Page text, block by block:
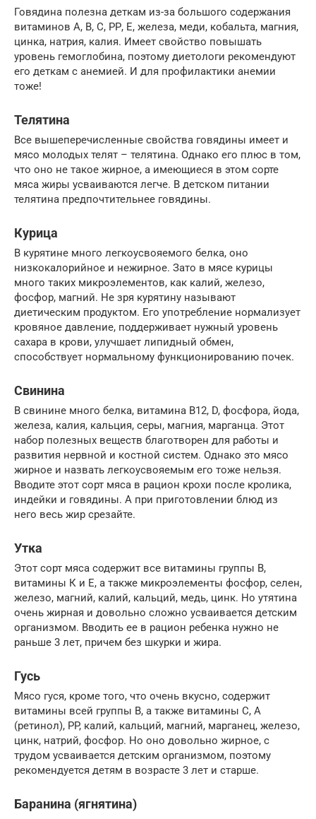
Говядина полезна деткам из-за большого содержания
витаминов А, В, С, РР, Е, железа, меди, кобальта, магния,
цинка, натрия, калия. Имеет свойство повышать
уровень гемоглобина, поэтому диетологи рекомендуют
его деткам с анемией. И для профилактики анемии
тоже!
Телятина
Все вышеперечисленные свойства говядины имеет и
мясо молодых телят – телятина. Однако его плюс в том,
что оно не такое жирное, а имеющиеся в этом сорте
мяса жиры усваиваются легче. В детском питании
телятина предпочтительнее говядины.
Курица
В курятине много легкоусвояемого белка, оно
низкокалорийное и нежирное. Зато в мясе курицы
много таких микроэлементов, как калий, железо,
фосфор, магний. Не зря курятину называют
диетическим продуктом. Его употребление нормализует
кровяное давление, поддерживает нужный уровень
сахара в крови, улучшает липидный обмен,
способствует нормальному функционированию почек.
Свинина
В свинине много белка, витамина В12, D, фосфора, йода,
железа, калия, кальция, серы, магния, марганца. Этот
набор полезных веществ благотворен для работы и
развития нервной и костной систем. Однако это мясо
жирное и назвать легкоусвояемым его тоже нельзя.
Вводите этот сорт мяса в рацион крохи после кролика,
индейки и говядины. А при приготовлении блюд из
него весь жир срезайте.
Утка
Этот сорт мяса содержит все витамины группы В,
витамины К и Е, а также микроэлементы фосфор, селен,
железо, магний, калий, кальций, медь, цинк. Но утятина
очень жирная и довольно сложно усваивается детским
организмом. Вводить ее в рацион ребенка нужно не
раньше 3 лет, причем без шкурки и жира.
Гусь
Мясо гуся, кроме того, что очень вкусно, содержит
витамины всей группы В, а также витамины С, А
(ретинол), PP, калий, кальций, магний, марганец, железо,
цинк, натрий, фосфор. Но оно довольно жирное, с
трудом усваивается детским организмом, поэтому
рекомендуется детям в возрасте 3 лет и старше.
Баранина (ягнятина)